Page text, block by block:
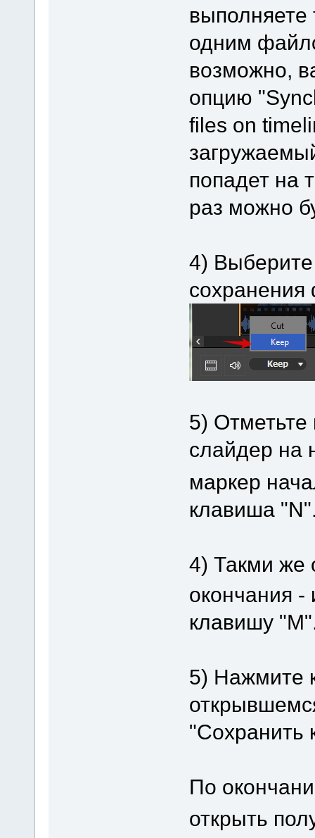
выполняете
одним
возможно,
опцию
files on
попадет на
раз можно
4)
5) Отметьте
слайдер на
маркер
клавиша
4) Такми же
окончания -
клавишу
5) Нажмите
"Сохранить
По
открыть